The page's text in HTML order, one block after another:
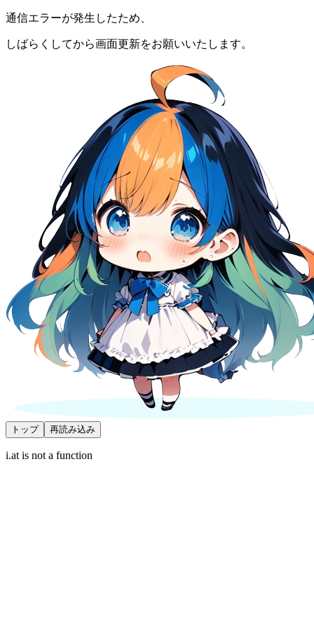
通信エラーが発生したため、
しばらくしてから画面更新をお願いいたします。
トップ 再読み込み
i.at is not a function